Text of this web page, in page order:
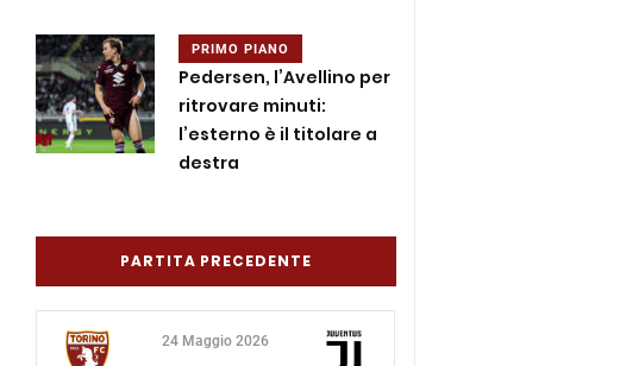
PRIMO PIANO
Pedersen, l’Avellino per
ritrovare minuti:
l’esterno è il titolare a
destra
PARTITA PRECEDENTE
24 Maggio 2026